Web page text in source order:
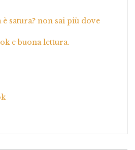
satura? non sai più dove
e buona lettura.